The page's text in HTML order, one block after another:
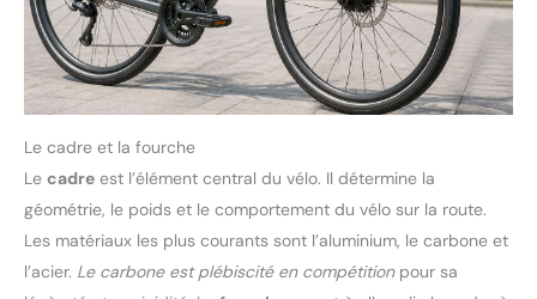
Le cadre et la fourche
Le cadre est l’élément central du vélo. Il détermine la
géométrie, le poids et le comportement du vélo sur la route.
Les matériaux les plus courants sont l’aluminium, le carbone et
l’acier. Le carbone est plébiscité en compétitionpour sa